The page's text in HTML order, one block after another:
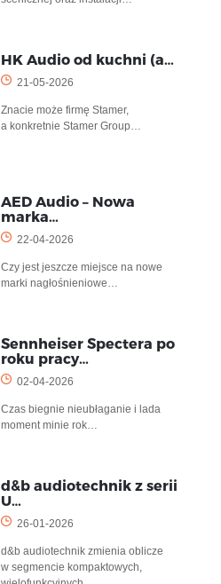
HK Audio od kuchni (a…
21-05-2026
Znacie może firmę Stamer,
a konkretnie Stamer Group…
AED Audio – Nowa
marka…
22-04-2026
Czy jest jeszcze miejsce na nowe
marki nagłośnieniowe…
Sennheiser Spectera po
roku pracy…
02-04-2026
Czas biegnie nieubłaganie i lada
moment minie rok…
d&b audiotechnik z serii
U…
26-01-2026
d&b audiotechnik zmienia oblicze
w segmencie kompaktowych,